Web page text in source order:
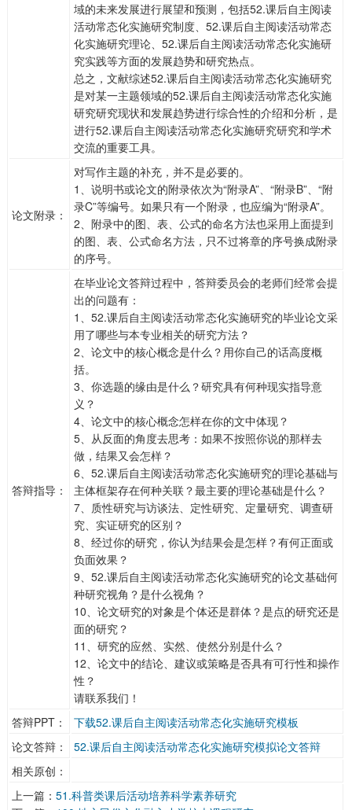
域的未来发展进行展望和预测，包括52.课后自主阅读
活动常态化实施研究制度、52.课后自主阅读活动常态
化实施研究理论、52.课后自主阅读活动常态化实施研
究实践等方面的发展趋势和研究热点。
总之，文献综述52.课后自主阅读活动常态化实施研究
是对某一主题领域的52.课后自主阅读活动常态化实施
研究研究现状和发展趋势进行综合性的介绍和分析，是
进行52.课后自主阅读活动常态化实施研究研究和学术
交流的重要工具。
论文附录：
对写作主题的补充，并不是必要的。
1、说明书或论文的附录依次为“附录A”、“附录B”、“附
录C”等编号。如果只有一个附录，也应编为“附录A”。
2、附录中的图、表、公式的命名方法也采用上面提到
的图、表、公式命名方法，只不过将章的序号换成附录
的序号。
答辩指导：
在毕业论文答辩过程中，答辩委员会的老师们经常会提
出的问题有：
1、52.课后自主阅读活动常态化实施研究的毕业论文采
用了哪些与本专业相关的研究方法？
2、论文中的核心概念是什么？用你自己的话高度概
括。
3、你选题的缘由是什么？研究具有何种现实指导意
义？
4、论文中的核心概念怎样在你的文中体现？
5、从反面的角度去思考：如果不按照你说的那样去
做，结果又会怎样？
6、52.课后自主阅读活动常态化实施研究的理论基础与
主体框架存在何种关联？最主要的理论基础是什么？
7、质性研究与访谈法、定性研究、定量研究、调查研
究、实证研究的区别？
8、经过你的研究，你认为结果会是怎样？有何正面或
负面效果？
9、52.课后自主阅读活动常态化实施研究的论文基础何
种研究视角？是什么视角？
10、论文研究的对象是个体还是群体？是点的研究还是
面的研究？
11、研究的应然、实然、使然分别是什么？
12、论文中的结论、建议或策略是否具有可行性和操作
性？
请联系我们！
答辩PPT：
下载52.课后自主阅读活动常态化实施研究模板
论文答辩：
52.课后自主阅读活动常态化实施研究模拟论文答辩
相关原创：
上一篇： 51.科普类课后活动培养科学素养研究